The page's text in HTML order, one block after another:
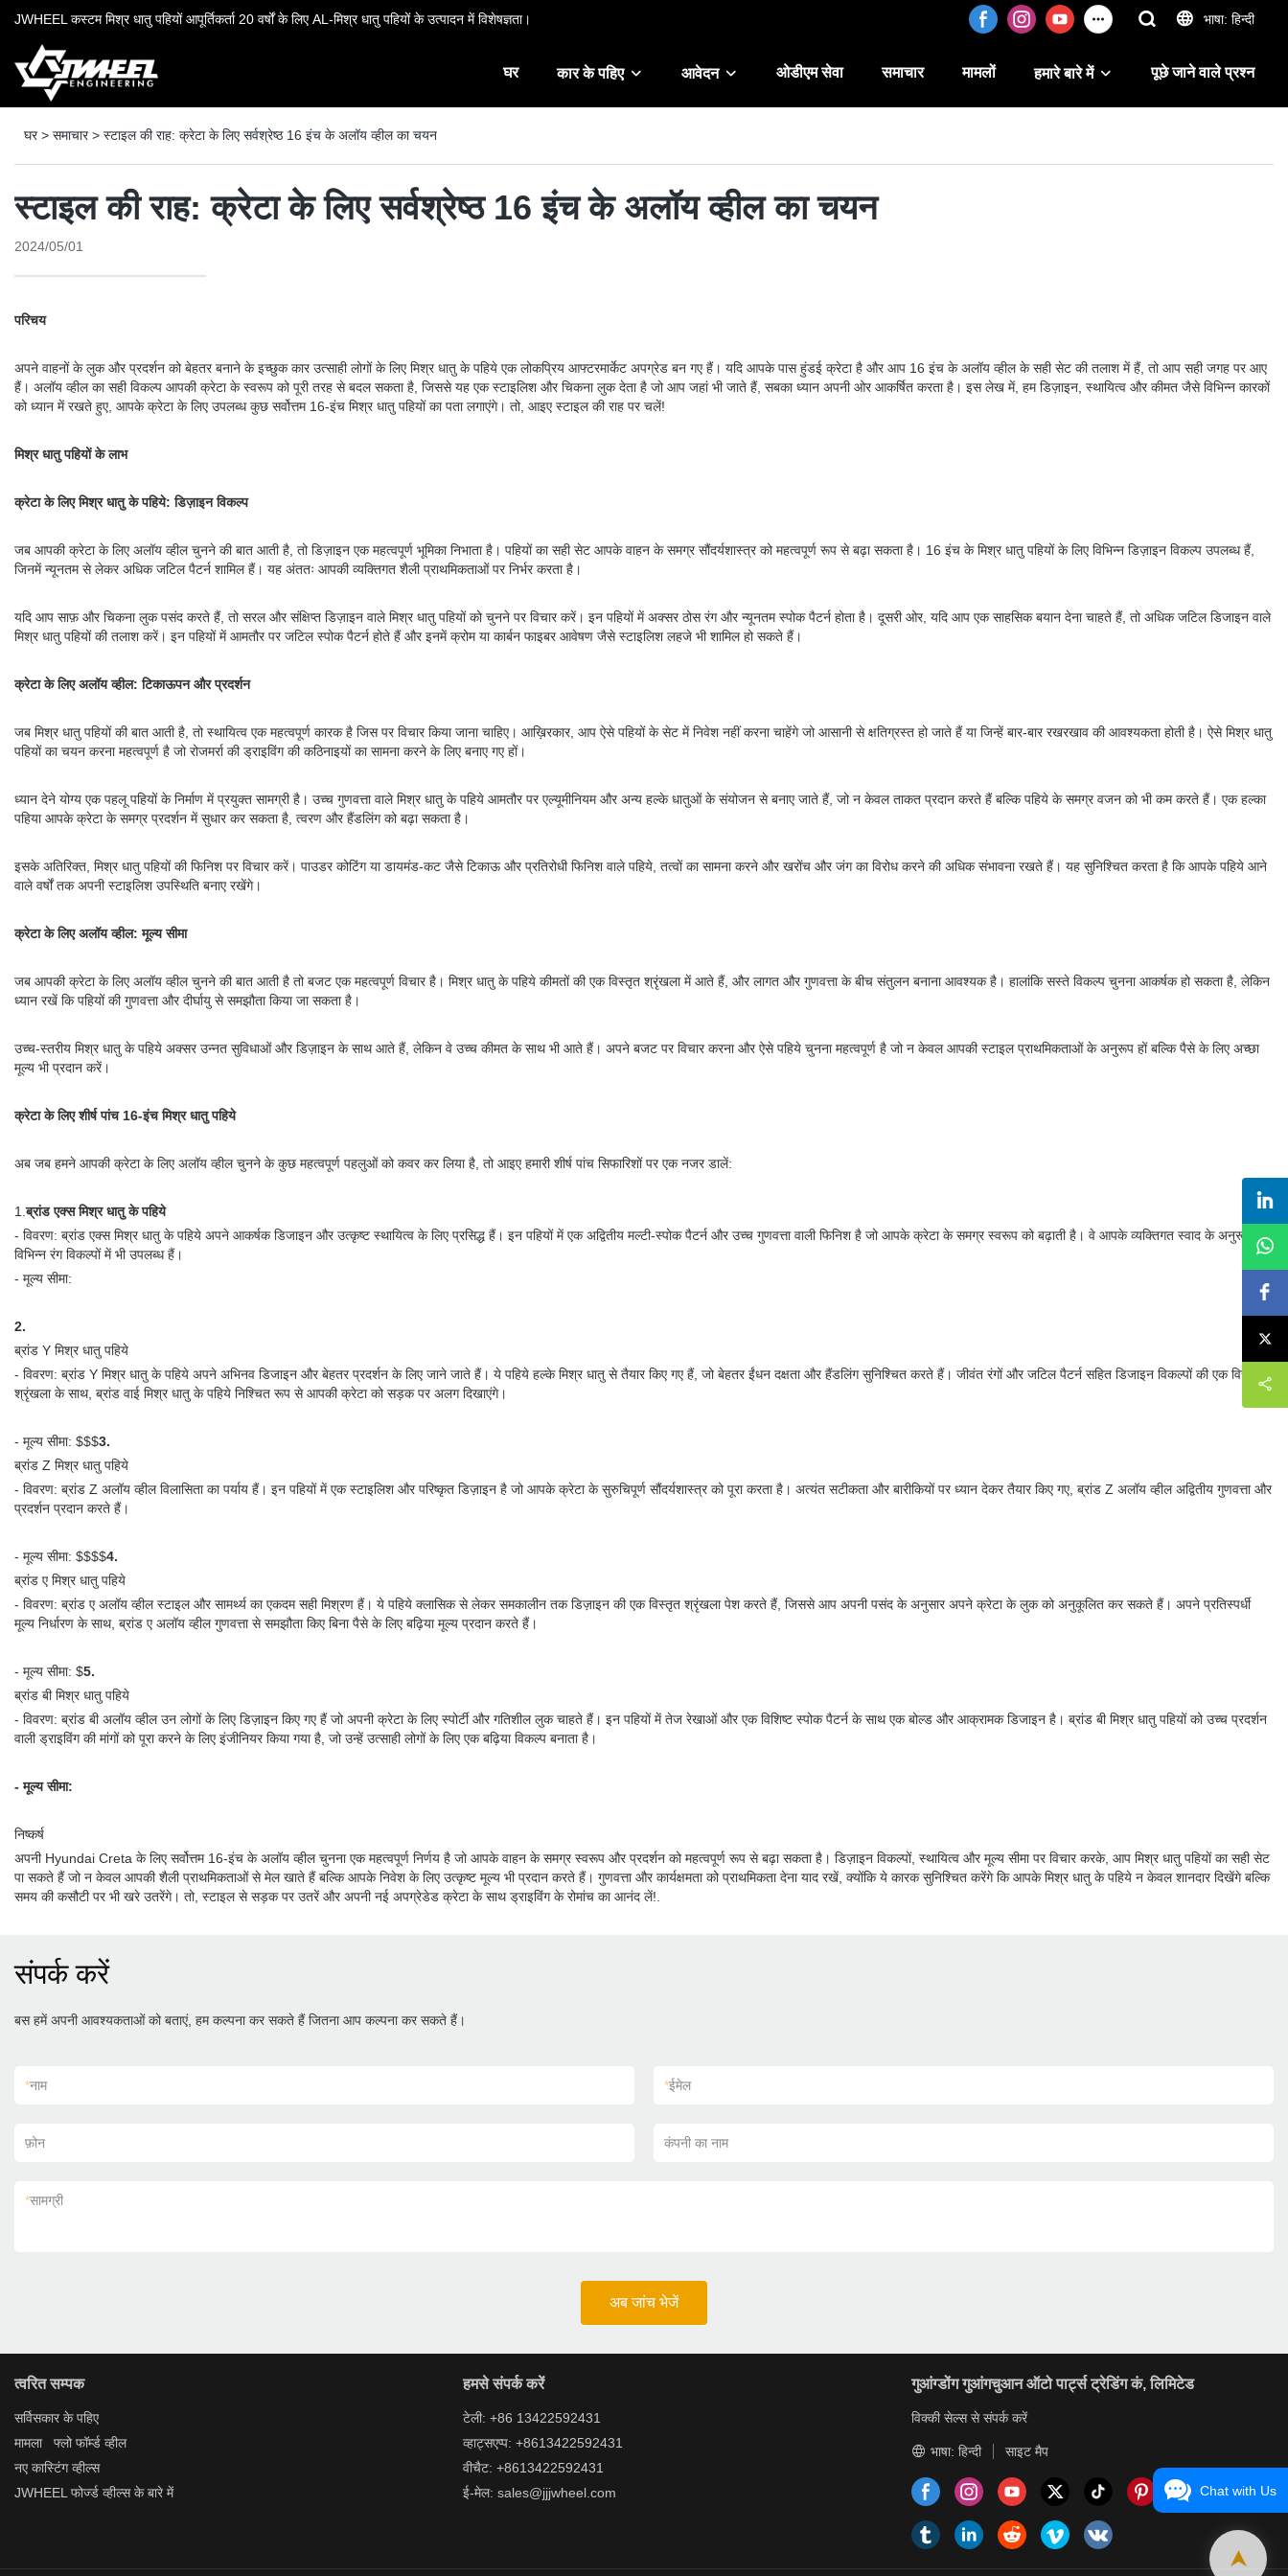
JWHEEL कस्टम मिश्र धातु पहियों आपूर्तिकर्ता 20 वर्षों के लिए AL-मिश्र धातु पहियों के उत्पादन में विशेषज्ञता। भाषा: हिन्दी
घर कार के पहिए आवेदन ओडीएम सेवा समाचार मामलों हमारे बारे में पूछे जाने वाले प्रश्न
घर> समाचार> स्टाइल की राह: क्रेटा के लिए सर्वश्रेष्ठ 16 इंच के अलॉय व्हील का चयन
स्टाइल की राह: क्रेटा के लिए सर्वश्रेष्ठ 16 इंच के अलॉय व्हील का चयन
2024/05/01
परिचय
अपने वाहनों के लुक और प्रदर्शन को बेहतर बनाने के इच्छुक कार उत्साही लोगों के लिए मिश्र धातु के पहिये एक लोकप्रिय आफ्टरमार्केट अपग्रेड बन गए हैं। यदि आपके पास हुंडई क्रेटा है और आप 16 इंच के अलॉय व्हील के सही सेट की तलाश में हैं, तो आप सही जगह पर आए
हैं। अलॉय व्हील का सही विकल्प आपकी क्रेटा के स्वरूप को पूरी तरह से बदल सकता है, जिससे यह एक स्टाइलिश और चिकना लुक देता है जो आप जहां भी जाते हैं, सबका ध्यान अपनी ओर आकर्षित करता है। इस लेख में, हम डिज़ाइन, स्थायित्व और कीमत जैसे विभिन्न कारकों
को ध्यान में रखते हुए, आपके क्रेटा के लिए उपलब्ध कुछ सर्वोत्तम 16-इंच मिश्र धातु पहियों का पता लगाएंगे। तो, आइए स्टाइल की राह पर चलें!
मिश्र धातु पहियों के लाभ
क्रेटा के लिए मिश्र धातु के पहिये: डिज़ाइन विकल्प
जब आपकी क्रेटा के लिए अलॉय व्हील चुनने की बात आती है, तो डिज़ाइन एक महत्वपूर्ण भूमिका निभाता है। पहियों का सही सेट आपके वाहन के समग्र सौंदर्यशास्त्र को महत्वपूर्ण रूप से बढ़ा सकता है। 16 इंच के मिश्र धातु पहियों के लिए विभिन्न डिज़ाइन विकल्प उपलब्ध हैं,
जिनमें न्यूनतम से लेकर अधिक जटिल पैटर्न शामिल हैं। यह अंततः आपकी व्यक्तिगत शैली प्राथमिकताओं पर निर्भर करता है।
यदि आप साफ़ और चिकना लुक पसंद करते हैं, तो सरल और संक्षिप्त डिज़ाइन वाले मिश्र धातु पहियों को चुनने पर विचार करें। इन पहियों में अक्सर ठोस रंग और न्यूनतम स्पोक पैटर्न होता है। दूसरी ओर, यदि आप एक साहसिक बयान देना चाहते हैं, तो अधिक जटिल डिजाइन वाले
मिश्र धातु पहियों की तलाश करें। इन पहियों में आमतौर पर जटिल स्पोक पैटर्न होते हैं और इनमें क्रोम या कार्बन फाइबर आवेषण जैसे स्टाइलिश लहजे भी शामिल हो सकते हैं।
क्रेटा के लिए अलॉय व्हील: टिकाऊपन और प्रदर्शन
जब मिश्र धातु पहियों की बात आती है, तो स्थायित्व एक महत्वपूर्ण कारक है जिस पर विचार किया जाना चाहिए। आख़िरकार, आप ऐसे पहियों के सेट में निवेश नहीं करना चाहेंगे जो आसानी से क्षतिग्रस्त हो जाते हैं या जिन्हें बार-बार रखरखाव की आवश्यकता होती है। ऐसे मिश्र धातु
पहियों का चयन करना महत्वपूर्ण है जो रोजमर्रा की ड्राइविंग की कठिनाइयों का सामना करने के लिए बनाए गए हों।
ध्यान देने योग्य एक पहलू पहियों के निर्माण में प्रयुक्त सामग्री है। उच्च गुणवत्ता वाले मिश्र धातु के पहिये आमतौर पर एल्यूमीनियम और अन्य हल्के धातुओं के संयोजन से बनाए जाते हैं, जो न केवल ताकत प्रदान करते हैं बल्कि पहिये के समग्र वजन को भी कम करते हैं। एक हल्का
पहिया आपके क्रेटा के समग्र प्रदर्शन में सुधार कर सकता है, त्वरण और हैंडलिंग को बढ़ा सकता है।
इसके अतिरिक्त, मिश्र धातु पहियों की फिनिश पर विचार करें। पाउडर कोटिंग या डायमंड-कट जैसे टिकाऊ और प्रतिरोधी फिनिश वाले पहिये, तत्वों का सामना करने और खरोंच और जंग का विरोध करने की अधिक संभावना रखते हैं। यह सुनिश्चित करता है कि आपके पहिये आने
वाले वर्षों तक अपनी स्टाइलिश उपस्थिति बनाए रखेंगे।
क्रेटा के लिए अलॉय व्हील: मूल्य सीमा
जब आपकी क्रेटा के लिए अलॉय व्हील चुनने की बात आती है तो बजट एक महत्वपूर्ण विचार है। मिश्र धातु के पहिये कीमतों की एक विस्तृत श्रृंखला में आते हैं, और लागत और गुणवत्ता के बीच संतुलन बनाना आवश्यक है। हालांकि सस्ते विकल्प चुनना आकर्षक हो सकता है, लेकिन
ध्यान रखें कि पहियों की गुणवत्ता और दीर्घायु से समझौता किया जा सकता है।
उच्च-स्तरीय मिश्र धातु के पहिये अक्सर उन्नत सुविधाओं और डिज़ाइन के साथ आते हैं, लेकिन वे उच्च कीमत के साथ भी आते हैं। अपने बजट पर विचार करना और ऐसे पहिये चुनना महत्वपूर्ण है जो न केवल आपकी स्टाइल प्राथमिकताओं के अनुरूप हों बल्कि पैसे के लिए अच्छा
मूल्य भी प्रदान करें।
क्रेटा के लिए शीर्ष पांच 16-इंच मिश्र धातु पहिये
अब जब हमने आपकी क्रेटा के लिए अलॉय व्हील चुनने के कुछ महत्वपूर्ण पहलुओं को कवर कर लिया है, तो आइए हमारी शीर्ष पांच सिफारिशों पर एक नजर डालें:
1.ब्रांड एक्स मिश्र धातु के पहिये
- विवरण: ब्रांड एक्स मिश्र धातु के पहिये अपने आकर्षक डिजाइन और उत्कृष्ट स्थायित्व के लिए प्रसिद्ध हैं। इन पहियों में एक अद्वितीय मल्टी-स्पोक पैटर्न और उच्च गुणवत्ता वाली फिनिश है जो आपके क्रेटा के समग्र स्वरूप को बढ़ाती है। वे आपके व्यक्तिगत स्वाद के अनुरूप
विभिन्न रंग विकल्पों में भी उपलब्ध हैं।
- मूल्य सीमा:
2.
ब्रांड Y मिश्र धातु पहिये
- विवरण: ब्रांड Y मिश्र धातु के पहिये अपने अभिनव डिजाइन और बेहतर प्रदर्शन के लिए जाने जाते हैं। ये पहिये हल्के मिश्र धातु से तैयार किए गए हैं, जो बेहतर ईंधन दक्षता और हैंडलिंग सुनिश्चित करते हैं। जीवंत रंगों और जटिल पैटर्न सहित डिजाइन विकल्पों की एक विस्तृत
श्रृंखला के साथ, ब्रांड वाई मिश्र धातु के पहिये निश्चित रूप से आपकी क्रेटा को सड़क पर अलग दिखाएंगे।
- मूल्य सीमा: $$$3.
ब्रांड Z मिश्र धातु पहिये
- विवरण: ब्रांड Z अलॉय व्हील विलासिता का पर्याय हैं। इन पहियों में एक स्टाइलिश और परिष्कृत डिज़ाइन है जो आपके क्रेटा के सुरुचिपूर्ण सौंदर्यशास्त्र को पूरा करता है। अत्यंत सटीकता और बारीकियों पर ध्यान देकर तैयार किए गए, ब्रांड Z अलॉय व्हील अद्वितीय गुणवत्ता और
प्रदर्शन प्रदान करते हैं।
- मूल्य सीमा: $$$$4.
ब्रांड ए मिश्र धातु पहिये
- विवरण: ब्रांड ए अलॉय व्हील स्टाइल और सामर्थ्य का एकदम सही मिश्रण हैं। ये पहिये क्लासिक से लेकर समकालीन तक डिज़ाइन की एक विस्तृत श्रृंखला पेश करते हैं, जिससे आप अपनी पसंद के अनुसार अपने क्रेटा के लुक को अनुकूलित कर सकते हैं। अपने प्रतिस्पर्धी
मूल्य निर्धारण के साथ, ब्रांड ए अलॉय व्हील गुणवत्ता से समझौता किए बिना पैसे के लिए बढ़िया मूल्य प्रदान करते हैं।
- मूल्य सीमा: $5.
ब्रांड बी मिश्र धातु पहिये
- विवरण: ब्रांड बी अलॉय व्हील उन लोगों के लिए डिज़ाइन किए गए हैं जो अपनी क्रेटा के लिए स्पोर्टी और गतिशील लुक चाहते हैं। इन पहियों में तेज रेखाओं और एक विशिष्ट स्पोक पैटर्न के साथ एक बोल्ड और आक्रामक डिजाइन है। ब्रांड बी मिश्र धातु पहियों को उच्च प्रदर्शन
वाली ड्राइविंग की मांगों को पूरा करने के लिए इंजीनियर किया गया है, जो उन्हें उत्साही लोगों के लिए एक बढ़िया विकल्प बनाता है।
- मूल्य सीमा:
निष्कर्ष
अपनी Hyundai Creta के लिए सर्वोत्तम 16-इंच के अलॉय व्हील चुनना एक महत्वपूर्ण निर्णय है जो आपके वाहन के समग्र स्वरूप और प्रदर्शन को महत्वपूर्ण रूप से बढ़ा सकता है। डिज़ाइन विकल्पों, स्थायित्व और मूल्य सीमा पर विचार करके, आप मिश्र धातु पहियों का सही सेट
पा सकते हैं जो न केवल आपकी शैली प्राथमिकताओं से मेल खाते हैं बल्कि आपके निवेश के लिए उत्कृष्ट मूल्य भी प्रदान करते हैं। गुणवत्ता और कार्यक्षमता को प्राथमिकता देना याद रखें, क्योंकि ये कारक सुनिश्चित करेंगे कि आपके मिश्र धातु के पहिये न केवल शानदार दिखेंगे बल्कि
समय की कसौटी पर भी खरे उतरेंगे। तो, स्टाइल से सड़क पर उतरें और अपनी नई अपग्रेडेड क्रेटा के साथ ड्राइविंग के रोमांच का आनंद लें!.
संपर्क करें
बस हमें अपनी आवश्यकताओं को बताएं, हम कल्पना कर सकते हैं जितना आप कल्पना कर सकते हैं।
*नाम *ईमेल
फ़ोन कंपनी का नाम
*सामग्री
अब जांच भेजें
त्वरित सम्पक
सर्विसकार के पहिए
मामला
फ्लो फॉर्म्ड व्हील
नए कास्टिंग व्हील्स
JWHEEL फोर्ज्ड व्हील्स के बारे में
हमसे संपर्क करें
टेली: +86 13422592431
व्हाट्सएप्प: +8613422592431
वीचैट: +8613422592431
ई-मेल: sales@jjjwheel.com
गुआंग्डोंग गुआंगचुआन ऑटो पार्ट्स ट्रेडिंग कं, लिमिटेड
विक्की सेल्स से संपर्क करें
भाषा: हिन्दी साइट मैप
Chat with Us